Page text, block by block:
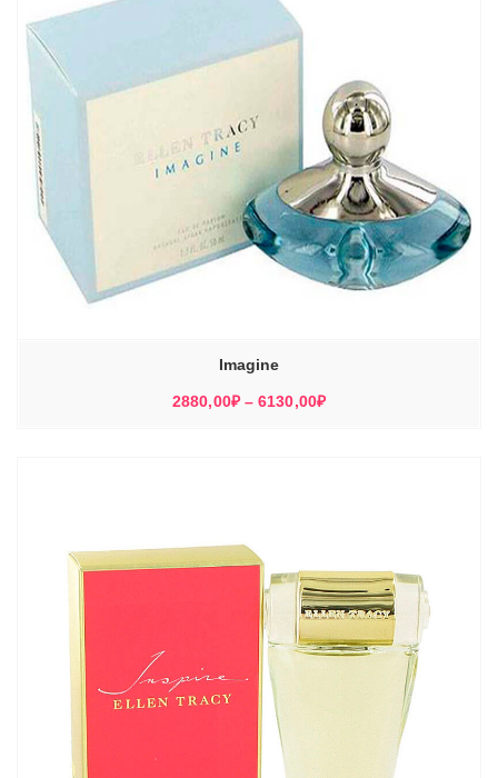
Imagine
2880,00₽ – 6130,00₽Диапазон